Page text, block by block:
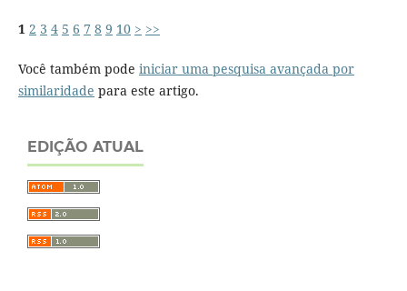
1 2 3 4 5 6 7 8 9 10 > >>
Você também pode iniciar uma pesquisa avançada por
similaridade para este artigo.
EDIÇÃO ATUAL